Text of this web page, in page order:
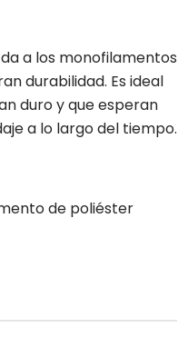
a los monofilamentos
durabilidad. Es ideal
duro y que esperan
a lo largo del tiempo.
de poliéster